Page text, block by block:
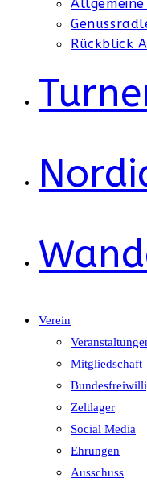
Rückblick
Verein
Mitgliedschaft
Zeltlager
Social Media
Ehrungen
Ausschuss